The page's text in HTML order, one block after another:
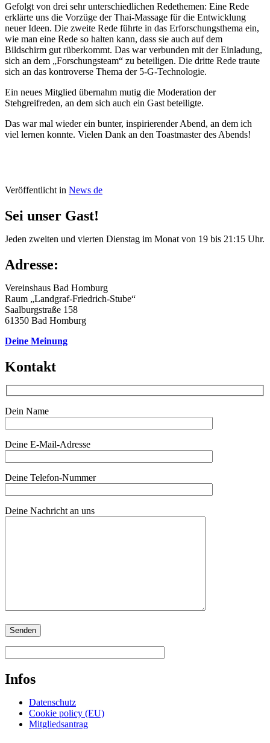
Gefolgt von drei sehr unterschiedlichen Redethemen: Eine Rede
erklärte uns die Vorzüge der Thai-Massage für die Entwicklung
neuer Ideen. Die zweite Rede führte in das Erforschungsthema ein,
wie man eine Rede so halten kann, dass sie auch auf dem
Bildschirm gut rüberkommt. Das war verbunden mit der Einladung,
sich an dem „Forschungsteam“ zu beteiligen. Die dritte Rede traute
sich an das kontroverse Thema der 5-G-Technologie.
Ein neues Mitglied übernahm mutig die Moderation der
Stehgreifreden, an dem sich auch ein Gast beteiligte.
Das war mal wieder ein bunter, inspirierender Abend, an dem ich
viel lernen konnte. Vielen Dank an den Toastmaster des Abends!
Veröffentlicht in News de
Sei unser Gast!
Jeden zweiten und vierten Dienstag im Monat von 19 bis 21:15 Uhr.
Adresse:
Vereinshaus Bad Homburg
Raum „Landgraf-Friedrich-Stube“
Saalburgstraße 158
61350 Bad Homburg
Deine Meinung
Kontakt
Dein Name
Deine E-Mail-Adresse
Deine Telefon-Nummer
Deine Nachricht an uns
Infos
Datenschutz
Cookie policy (EU)
Mitgliedsantrag